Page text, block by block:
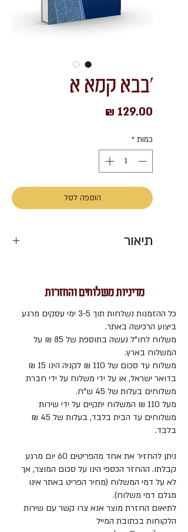
'בבא קמא א
כמות *
הוספה לסל
תיאור
עם מונחון ותרגומון
לבגרות
270 עמודים
המחיר כולל מע"מ
מדיניות משלוחים והחזרות
כל ההזמנות נשלחות תוך 3-5 ימי עסקים מרגע
ביצוע הרכישה באתר.
משלוח לחו"ל נעשה בתוספת של 85 ₪ על
המשלוח בארץ.
משלוח עד סכום של 110 ₪ לקניה הינו 15 ₪
בדואר ישראל, או על ידי משלוח על ידי חברת
משלוחים בעלות של 45 ש"ח.
מעל 110 ₪ המשלוח יתקיים על ידי שירות
משלוחים עד הבית בלבד, בעלות של 45 ₪
בלבד.
ניתן להחזיר את אחד מהפריטים 60 יום מרגע
קבלתו. ההחזר הכספי הינו על סכום המוצר, אך
לא על דמי המשלוח (מחיר הפריט באתר אינו
מגלם דמי משלוח).
לתיאום החזרת מוצר אנא צרו קשר עם שירות
הלקוחות בכתובת המייל